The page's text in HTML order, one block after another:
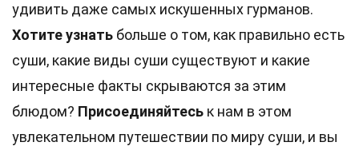
удивить даже самых искушенных гурманов.
Хотите узнать больше о том, как правильно есть
суши, какие виды суши существуют и какие
интересные факты скрываются за этим
блюдом? Присоединяйтесь к нам в этом
увлекательном путешествии по миру суши, и вы